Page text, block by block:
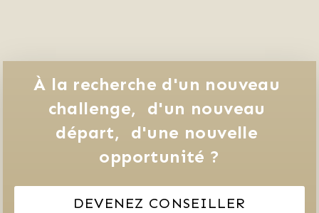
À la recherche d'un nouveau
challenge,
d'un nouveau
départ,
d'une nouvelle
opportunité ?
DEVENEZ CONSEILLER